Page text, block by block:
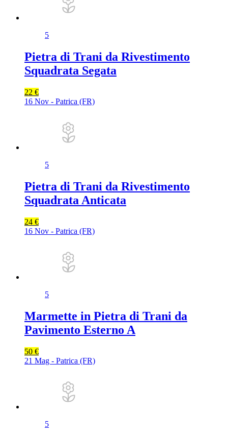
5
Pietra di Trani da Rivestimento
Squadrata Segata
22 €
16 Nov - Patrica (FR)
5
Pietra di Trani da Rivestimento
Squadrata Anticata
24 €
16 Nov - Patrica (FR)
5
Marmette in Pietra di Trani da
Pavimento Esterno A
50 €
21 Mag - Patrica (FR)
5